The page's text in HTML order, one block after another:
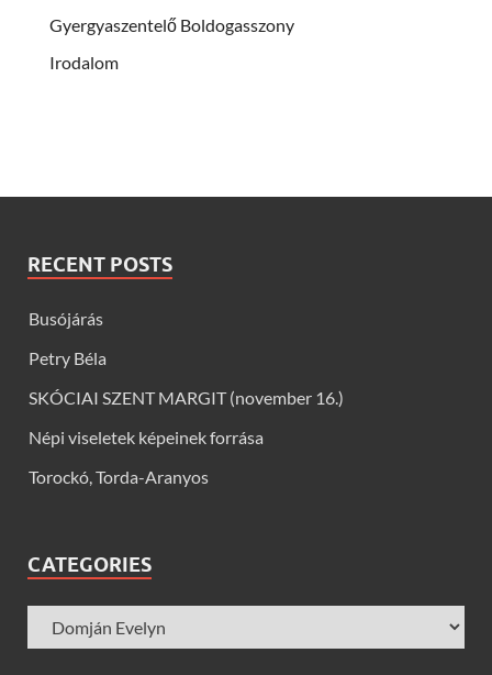
Gyergyaszentelő Boldogasszony
Irodalom
RECENT POSTS
Busójárás
Petry Béla
SKÓCIAI SZENT MARGIT (november 16.)
Népi viseletek képeinek forrása
Torockó, Torda-Aranyos
CATEGORIES